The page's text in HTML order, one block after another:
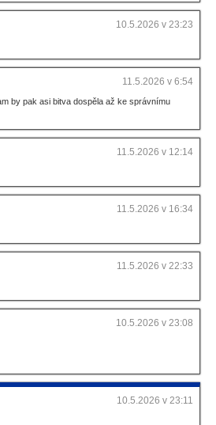
10.5.2026 v 23:23
11.5.2026 v 6:54
by pak asi bitva dospěla až ke správnímu
11.5.2026 v 12:14
11.5.2026 v 16:34
11.5.2026 v 22:33
10.5.2026 v 23:08
10.5.2026 v 23:11